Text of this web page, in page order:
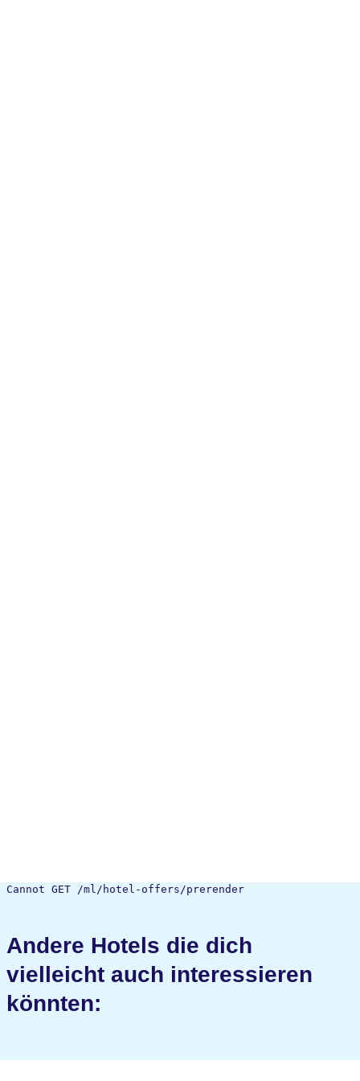
Cannot GET /ml/hotel-offers/prerender
Andere Hotels die dich
vielleicht auch interessieren
könnten: